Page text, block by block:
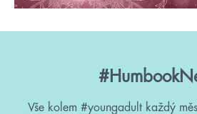
Vše kolem #youngadult každý